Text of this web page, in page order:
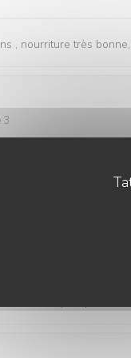
, nourriture très
3
and great wine
de super qualité,